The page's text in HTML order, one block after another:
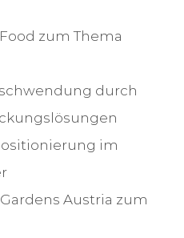
zum Thema
durch
im
Austria zum